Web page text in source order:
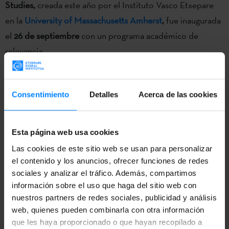
Consentimiento Detalles Acerca de las cookies
Esta página web usa cookies
Las cookies de este sitio web se usan para personalizar
el contenido y los anuncios, ofrecer funciones de redes
sociales y analizar el tráfico. Además, compartimos
información sobre el uso que haga del sitio web con
nuestros partners de redes sociales, publicidad y análisis
web, quienes pueden combinarla con otra información
que les haya proporcionado o que hayan recopilado a
Studies, creada este año por el Instituto Vasco Etxepare
en la University of Massachusetts Amherst, fue inaugurada
el 26 de septiembre con un programa académico de
relevancia.
En la memorable
lleva su nombre,
William Douglass tuvo a su lado a su
responsable del área de universidades del Instituto Vasco
Etxepare, recordó la biografía de Douglass y sus múltiples
facetas:antropólogo, escritor, cazador, pescador …
Destacó también el prestigio del que goza en Euskal
Herria y los reconocimientos que allá ha merecido, además
de la importancia que tendrán las aportaciones que